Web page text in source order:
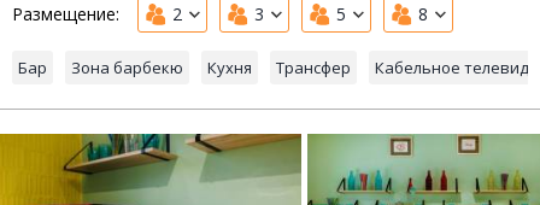
Размещение: 2 3 5 8
Бар Зона барбекю Кухня Трансфер Кабельное